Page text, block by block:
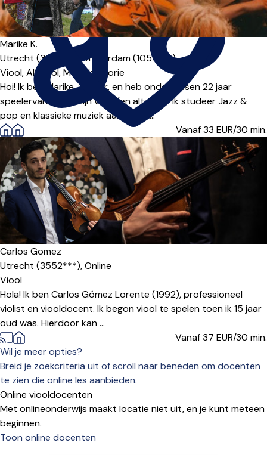
Marike K.
Utrecht (3511***),
Amsterdam (1054***)
Viool,Altviool,Muziektheorie
Hoi! Ik ben Marike, 26 jaar, en heb ondertussen 22 jaar
speelervaring op mijn viool (en altviool). Ik studeer Jazz &
pop en klassieke muziek aan de HK...
Vanaf 33 EUR/30 min.
Carlos Gomez
Utrecht (3552***),Online
Viool
Hola! Ik ben Carlos Gómez Lorente (1992), professioneel
violist en viooldocent. Ik begon viool te spelen toen ik 15 jaar
oud was. Hierdoor kan ...
Vanaf 37 EUR/30 min.
Wil je meer opties?
Breid je zoekcriteria uit of scroll naar beneden om docenten
te zien die online les aanbieden.
Online viooldocenten
Met onlineonderwijs maakt locatie niet uit, en je kunt meteen
beginnen.
Toon online docenten